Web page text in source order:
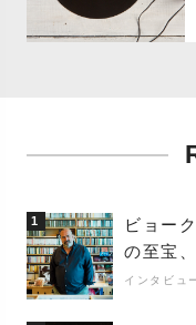
1
ビョー
の至宝
巨匠”が
インタビュ